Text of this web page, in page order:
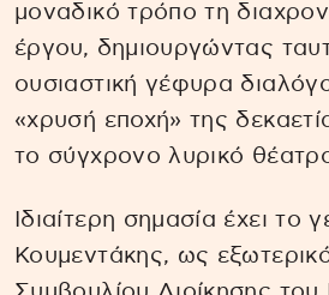
μοναδικό τρόπο τη
έργου, δημιουργώντας
ουσιαστική γέφυρα
«χρυσή εποχή» της
το σύγχρονο λυρικό
Ιδιαίτερη σημασία έχει το
Κουμεντάκης, ως